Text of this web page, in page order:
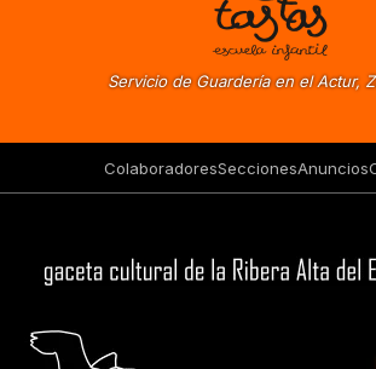
Servicio de Guardería en el Actur,
ColaboradoresSeccionesAnuncios